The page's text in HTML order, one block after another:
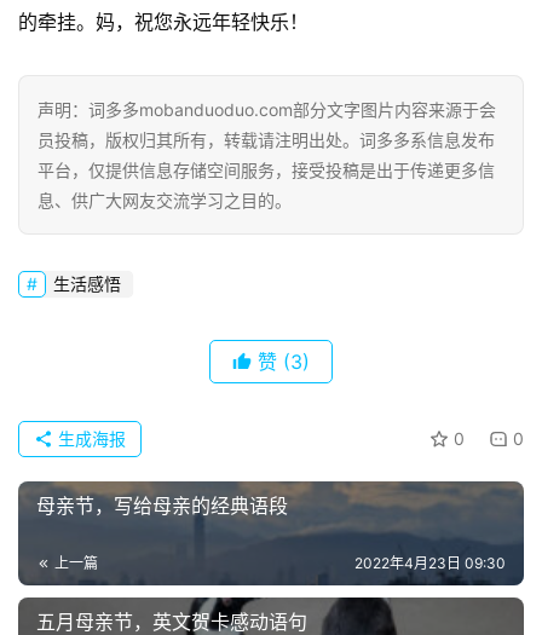
页
好
词
好
句
歌
诗
用
贺
词
的牵挂。妈，祝您永远年轻快乐！
声明：词多多mobanduoduo.com部分文字图片内容来源于会
员投稿，版权归其所有，转载请注明出处。词多多系信息发布
平台，仅提供信息存储空间服务，接受投稿是出于传递更多信
息、供广大网友交流学习之目的。
生活感悟
赞 (3)
0 0
生成海报
母亲节，写给母亲的经典语段
上一篇 2022年4月23日 09:30
五月母亲节，英文贺卡感动语句